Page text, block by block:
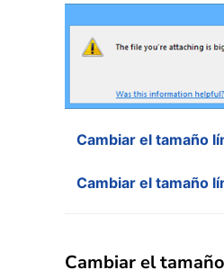
Cambiar el tamaño
Cambiar el tamaño
Cambiar el